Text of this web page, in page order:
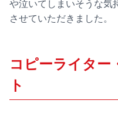
や泣いてしまいそうな気
させていただきました。
コピーライター
ト